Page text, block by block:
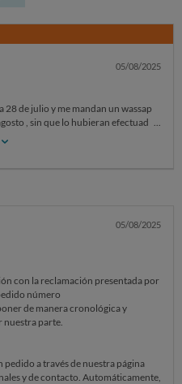
05/08/2025
de julio y me mandan un wassap
, sin que lo hubieran efectuado
estaba mal grabado a la hora
de esta empresa por lo que si no
Número Pedido : 118034) voy a
05/08/2025
con la reclamación presentada por
número
de manera cronológica y
nuestra parte.
a través de nuestra página
y de contacto. Automáticamente,